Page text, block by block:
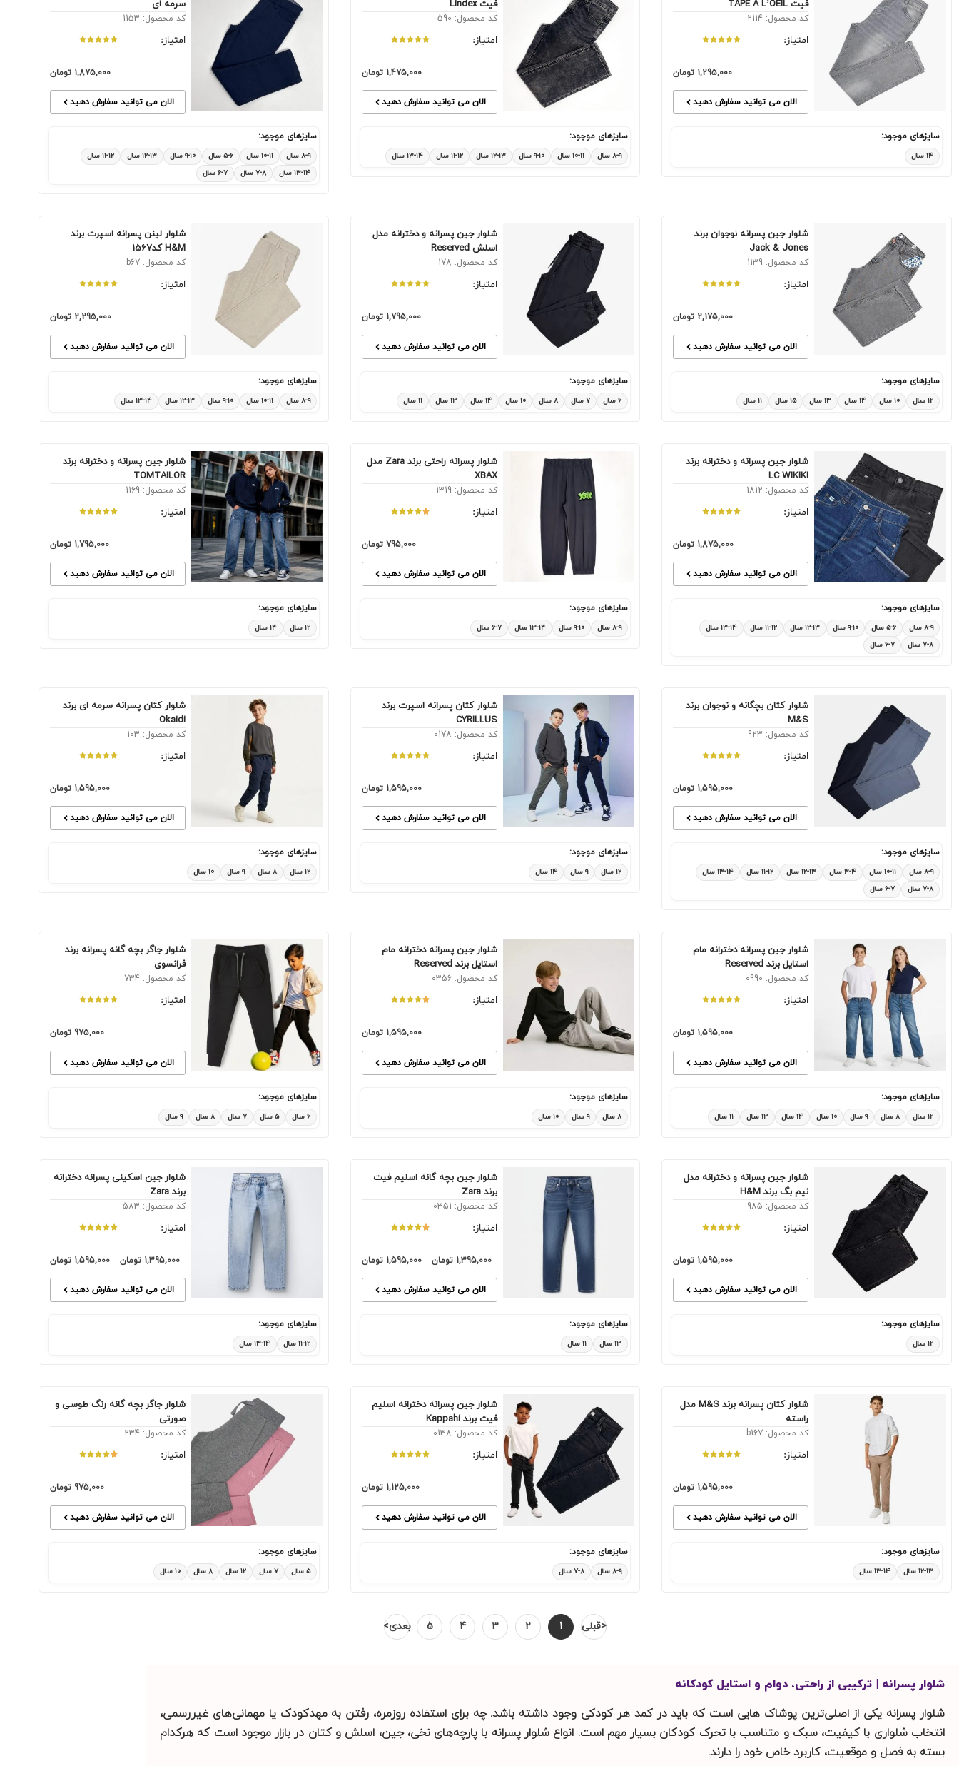
فیت TAPE A L’OEIL
کد محصول: 2114
امتیاز:
1,295,000 تومان
الان می توانید سفارش دهید
سایزهای موجود:
۱۴ سال
فیت Lindex
کد محصول: 590
امتیاز:
1,475,000 تومان
الان می توانید سفارش دهید
سایزهای موجود:
۸-۹ سال ۱۰-۱۱ سال ۹-۱۰ سال ۱۲-۱۳ سال ۱۱-۱۲ سال ۱۳-۱۴ سال
سرمه ای
کد محصول: 1153
امتیاز:
1,875,000 تومان
الان می توانید سفارش دهید
سایزهای موجود:
۸-۹ سال ۱۰-۱۱ سال ۵-۶ سال ۹-۱۰ سال ۱۲-۱۳ سال
۱۱-۱۲ سال
۱۳-۱۴ سال
۷-۸ سال ۶-۷ سال
شلوار جین پسرانه نوجوان برند
Jack & Jones
کد محصول: 1139
امتیاز:
2,175,000 تومان
الان می توانید سفارش دهید
سایزهای موجود:
۱۲ سال ۱۰ سال ۱۴ سال ۱۳ سال ۱۵ سال ۱۱ سال
شلوار جین پسرانه و دخترانه مدل
اسلش Reserved
کد محصول: 178
امتیاز:
1,795,000 تومان
الان می توانید سفارش دهید
سایزهای موجود:
۶ سال ۷ سال ۸ سال ۱۰ سال ۱۴ سال ۱۳ سال ۱۱ سال
شلوار لینن پسرانه اسپرت برند
H&M کد1567
کد محصول: b67
امتیاز:
2,295,000 تومان
الان می توانید سفارش دهید
سایزهای موجود:
۸-۹ سال ۱۰-۱۱ سال ۹-۱۰ سال ۱۲-۱۳ سال ۱۳-۱۴ سال
شلوار جین پسرانه و دخترانه برند
LC WIKIKI
کد محصول: 1812
امتیاز:
1,875,000 تومان
الان می توانید سفارش دهید
سایزهای موجود:
۸-۹ سال ۵-۶ سال ۹-۱۰ سال ۱۲-۱۳ سال ۱۱-۱۲ سال
۱۳-۱۴ سال
۷-۸ سال
۶-۷ سال
شلوار پسرانه راحتی برند Zara مدل
XBAX
کد محصول: 1319
امتیاز:
795,000 تومان
الان می توانید سفارش دهید
سایزهای موجود:
۸-۹ سال ۹-۱۰ سال ۱۳-۱۴ سال ۶-۷ سال
شلوار جین پسرانه و دخترانه برند
TOMTAILOR
کد محصول: 1169
امتیاز:
1,795,000 تومان
الان می توانید سفارش دهید
سایزهای موجود:
۱۲ سال ۱۴ سال
شلوار کتان بچگانه و نوجوان برند
M&S
کد محصول: 923
امتیاز:
1,595,000 تومان
الان می توانید سفارش دهید
سایزهای موجود:
۸-۹ سال ۱۰-۱۱ سال ۳-۴ سال ۱۲-۱۳ سال ۱۱-۱۲ سال
۱۳-۱۴ سال
۷-۸ سال
۶-۷ سال
شلوار کتان پسرانه اسپرت برند
CYRILLUS
کد محصول: 0178
امتیاز:
1,595,000 تومان
الان می توانید سفارش دهید
سایزهای موجود:
۱۲ سال ۹ سال ۱۴ سال
شلوار کتان پسرانه سرمه ای برند
Okaidi
کد محصول: 103
امتیاز:
1,595,000 تومان
الان می توانید سفارش دهید
سایزهای موجود:
۱۲ سال ۸ سال ۹ سال ۱۰ سال
شلوار جین پسرانه دخترانه مام
استایل برند Reserved
کد محصول: 0990
امتیاز:
1,595,000 تومان
الان می توانید سفارش دهید
سایزهای موجود:
۱۲ سال ۸ سال ۹ سال ۱۰ سال ۱۴ سال ۱۳ سال ۱۱ سال
شلوار جین پسرانه دخترانه مام
استایل برند Reserved
کد محصول: 0356
امتیاز:
1,595,000 تومان
الان می توانید سفارش دهید
سایزهای موجود:
۸ سال ۹ سال ۱۰ سال
شلوار جاگر بچه گانه پسرانه برند
فرانسوی
کد محصول: 734
امتیاز:
975,000 تومان
الان می توانید سفارش دهید
سایزهای موجود:
۶ سال ۵ سال ۷ سال ۸ سال ۹ سال
شلوار جین پسرانه و دخترانه مدل
نیم بگ برند H&M
کد محصول: 985
امتیاز:
1,595,000 تومان
الان می توانید سفارش دهید
سایزهای موجود:
۱۲ سال
شلوار جین بچه گانه اسلیم فیت
برند Zara
کد محصول: 0351
امتیاز:
1,395,000 تومان –
1,595,000 تومان
الان می توانید سفارش دهید
سایزهای موجود:
۱۳ سال ۱۱ سال
شلوار جین اسکینی پسرانه دخترانه
برند Zara
کد محصول: 583
امتیاز:
1,395,000 تومان –
1,595,000 تومان
الان می توانید سفارش دهید
سایزهای موجود:
۱۱-۱۲ سال ۱۳-۱۴ سال
شلوار کتان پسرانه برند M&S مدل
راسته
کد محصول: b167
امتیاز:
1,595,000 تومان
الان می توانید سفارش دهید
سایزهای موجود:
۱۲-۱۳ سال ۱۳-۱۴ سال
شلوار جین پسرانه دخترانه اسلیم
فیت برند Kappahi
کد محصول: 0138
امتیاز:
1,125,000 تومان
الان می توانید سفارش دهید
سایزهای موجود:
۸-۹ سال ۷-۸ سال
شلوار جاگر بچه گانه رنگ طوسی و
صورتی
کد محصول: 234
امتیاز:
975,000 تومان
الان می توانید سفارش دهید
سایزهای موجود:
۵ سال ۷ سال ۱۲ سال ۸ سال ۱۰ سال
<قبلی 1
2
3
4
5 بعدی>
شلوار پسرانه | ترکیبی از راحتی، دوام و استایل کودکانه
شلوار پسرانه یکی از اصلی‌ترین پوشاک‌ هایی است که باید در کمد هر کودکی وجود داشته باشد. چه برای استفاده روزمره، رفتن به مهدکودک یا مهمانی‌های غیررسمی،
انتخاب شلواری با کیفیت، سبک و متناسب با تحرک کودکان بسیار مهم است. انواع شلوار پسرانه با پارچه‌های نخی، جین، اسلش و کتان در بازار موجود است که هرکدام
بسته به فصل و موقعیت، کاربرد خاص خود را دارند.